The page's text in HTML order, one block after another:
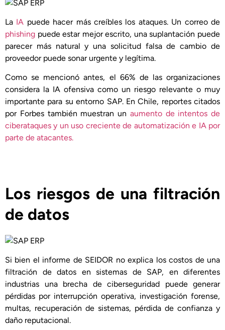
La IA puede hacer más creíbles los ataques. Un correo de
phishing puede estar mejor escrito, una suplantación puede
parecer más natural y una solicitud falsa de cambio de
proveedor puede sonar urgente y legítima.
Como se mencionó antes, el 66% de las organizaciones
considera la IA ofensiva como un riesgo relevante o muy
importante para su entorno SAP. En Chile, reportes citados
por Forbes también muestran un aumento de intentos de
ciberataques y un uso creciente de automatización e IA por
parte de atacantes.
Los riesgos de una filtración
de datos
Si bien el informe de SEIDOR no explica los costos de una
filtración de datos en sistemas de SAP, en diferentes
industrias una brecha de ciberseguridad puede generar
pérdidas por interrupción operativa, investigación forense,
multas, recuperación de sistemas, pérdida de confianza y
daño reputacional.